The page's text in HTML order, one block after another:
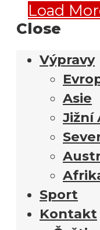
Load
Close
Výpravy
Asie
Jižní
Sport
Kontakt